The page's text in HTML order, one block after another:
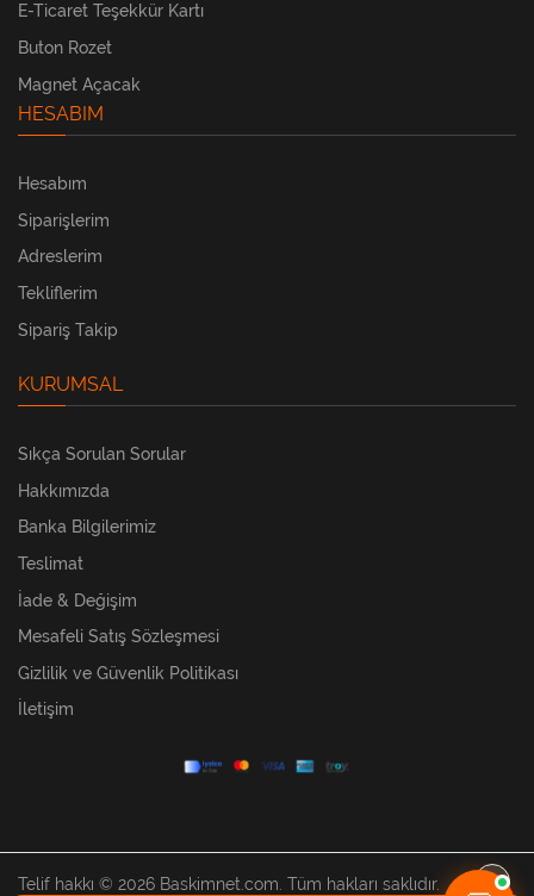
E-Ticaret Teşekkür Kartı
Buton Rozet
Magnet Açacak
HESABIM
Hesabım
Siparişlerim
Adreslerim
Tekliflerim
Sipariş Takip
KURUMSAL
Sıkça Sorulan Sorular
Hakkımızda
Banka Bilgilerimiz
Teslimat
İade & Değişim
Mesafeli Satış Sözleşmesi
Gizlilik ve Güvenlik Politikası
İletişim
Telif hakkı © 2026 Baskimnet.com. Tüm hakları saklıdır.